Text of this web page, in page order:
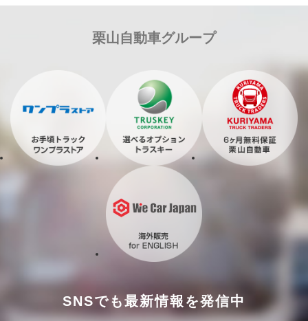
栗山自動車グループ
SNSでも最新情報を発信中